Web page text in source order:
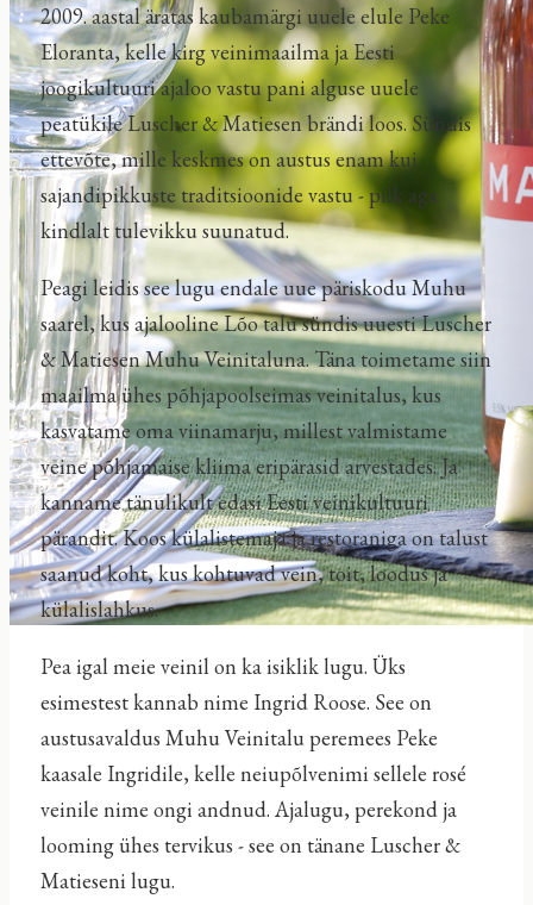
2009. aastal äratas kaubamärgi uuele elule Peke
Eloranta, kelle kirg veinimaailma ja Eesti
joogikultuuri ajaloo vastu pani alguse uuele
peatükile Luscher & Matiesen brändi loos. Sündis
ettevõte, mille keskmes on austus enam kui
sajandipikkuste traditsioonide vastu - pilk aga
kindlalt tulevikku suunatud.
Peagi leidis see lugu endale uue päriskodu Muhu
saarel, kus ajalooline Lõo talu sündis uuesti Luscher
& Matiesen Muhu Veinitaluna. Täna toimetame siin
maailma ühes põhjapoolseimas veinitalus, kus
kasvatame oma viinamarju, millest valmistame
veine põhjamaise kliima eripärasid arvestades. Ja
kanname tänulikult edasi Eesti veinikultuuri
pärandit. Koos külalistemaja ja restoraniga on talust
saanud koht, kus kohtuvad vein, toit, loodus ja
külalislahkus.
Pea igal meie veinil on ka isiklik lugu. Üks
esimestest kannab nime Ingrid Roose. See on
austusavaldus Muhu Veinitalu peremees Peke
kaasale Ingridile, kelle neiupõlvenimi sellele rosé
veinile nime ongi andnud. Ajalugu, perekond ja
looming ühes tervikus - see on tänane Luscher &
Matieseni lugu.